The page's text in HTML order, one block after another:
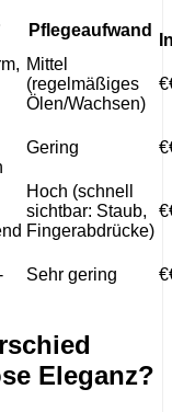
Pflegeaufwand
Mittel
(regelmäßiges
Ölen/Wachsen)
Gering
Hoch (schnell
sichtbar: Staub,
Fingerabdrücke)
Sehr gering
Eleganz?